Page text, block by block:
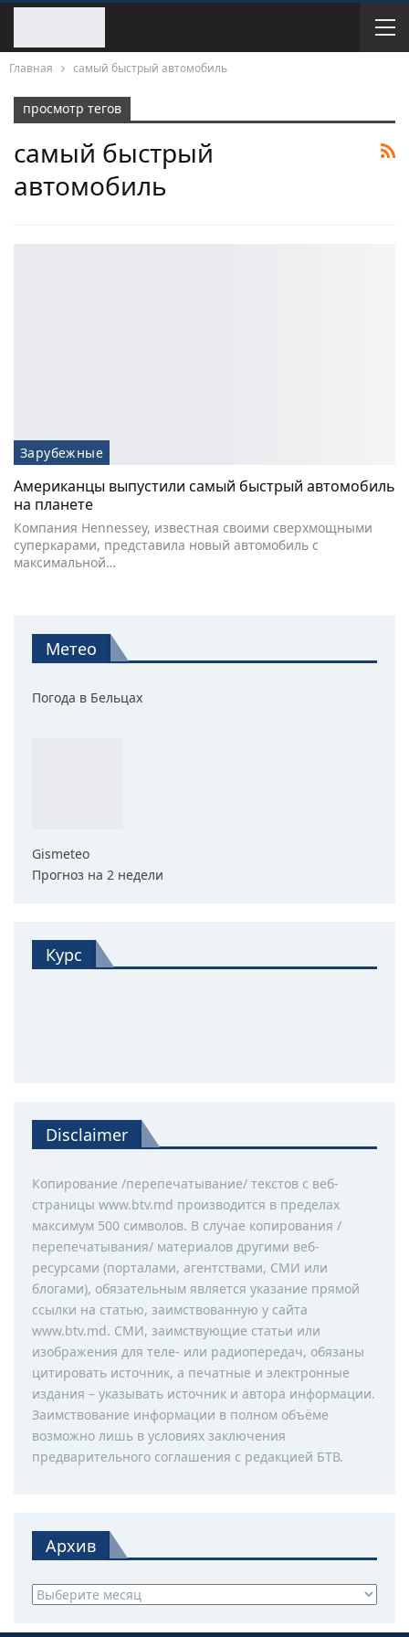
Главная самый быстрый автомобиль
просмотр тегов
самый быстрый
автомобиль
Зарубежные
Американцы выпустили самый быстрый автомобиль
на планете
Компания Hennessey, известная своими сверхмощными
суперкарами, представила новый автомобиль с
максимальной…
Метео
Погода в Бельцах
Gismeteo
Прогноз на 2 недели
Курс
Disclaimer
Копирование /перепечатывание/ текстов с веб-
страницы www.btv.md производится в пределах
максимум 500 символов. В случае копирования /
перепечатывания/ материалов другими веб-
ресурсами (порталами, агентствами, СМИ или
блогами), обязательным является указание прямой
ссылки на статью, заимствованную у сайта
www.btv.md. СМИ, заимствующие статьи или
изображения для теле- или радиопередач, обязаны
цитировать источник, а печатные и электронные
издания – указывать источник и автора информации.
Заимствование информации в полном объёме
возможно лишь в условиях заключения
предварительного соглашения с редакцией БТВ.
Архив
Архив